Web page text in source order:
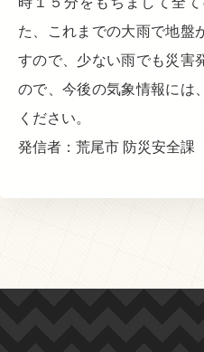
た、これまでの大雨で地盤
すので、少ない雨でも災害
ので、今後の気象情報には
ください。
発信者：荒尾市 防災安全課